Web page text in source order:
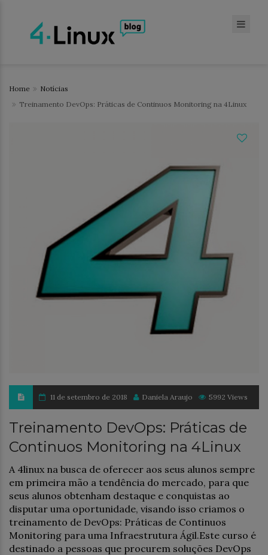
Home
Notícias
Treinamento DevOps: Práticas de Continuos Monitoring na 4Linux
11 de setembro de 2018 Daniela Araujo 5992 Views
Treinamento DevOps: Práticas de
Continuos Monitoring na 4Linux
A 4linux na busca de oferecer aos seus alunos sempre
em primeira mão a tendência do mercado, para que
seus alunos obtenham destaque e conquistas ao
disputar uma oportunidade, visando isso criamos o
treinamento de DevOps: Práticas de Continuos
Monitoring para uma Infraestrutura Ágil.Este curso é
destinado a pessoas que procurem soluções DevOps